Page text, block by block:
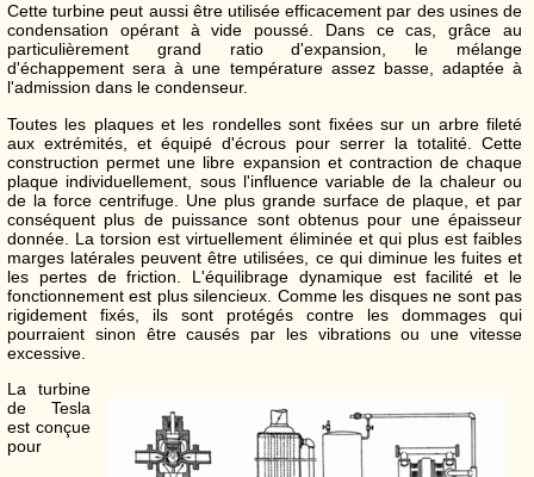
Cette turbine peut aussi être utilisée efficacement par des usines de
condensation opérant à vide poussé. Dans ce cas, grâce au
particulièrement grand ratio d'expansion, le mélange
d'échappement sera à une température assez basse, adaptée à
l'admission dans le condenseur.
Toutes les plaques et les rondelles sont fixées sur un arbre fileté
aux extrémités, et équipé d'écrous pour serrer la totalité. Cette
construction permet une libre expansion et contraction de chaque
plaque individuellement, sous l'influence variable de la chaleur ou
de la force centrifuge. Une plus grande surface de plaque, et par
conséquent plus de puissance sont obtenus pour une épaisseur
donnée. La torsion est virtuellement éliminée et qui plus est faibles
marges latérales peuvent être utilisées, ce qui diminue les fuites et
les pertes de friction. L'équilibrage dynamique est facilité et le
fonctionnement est plus silencieux. Comme les disques ne sont pas
rigidement fixés, ils sont protégés contre les dommages qui
pourraient sinon être causés par les vibrations ou une vitesse
excessive.
La turbine
de Tesla
est conçue
pour